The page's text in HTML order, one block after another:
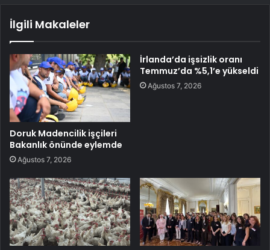
İlgili Makaleler
Doruk Madencilik işçileri
Bakanlık önünde eylemde
Ağustos 7, 2026
İrlanda’da işsizlik oranı
Temmuz’da %5,1’e yükseldi
Ağustos 7, 2026